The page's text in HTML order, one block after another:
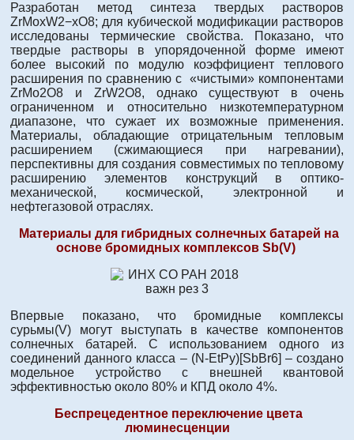
Разработан метод синтеза твердых растворов
ZrMoxW2−xO8; для кубической модификации растворов
исследованы термические свойства. Показано, что
твердые растворы в упорядоченной форме имеют
более высокий по модулю коэффициент теплового
расширения по сравнению с «чистыми» компонентами
ZrMo2O8 и ZrW2O8, однако существуют в очень
ограниченном и относительно низкотемпературном
диапазоне, что сужает их возможные применения.
Материалы, обладающие отрицательным тепловым
расширением (сжимающиеся при нагревании),
перспективны для создания совместимых по тепловому
расширению элементов конструкций в оптико-
механической, космической, электронной и
нефтегазовой отраслях.
Материалы для гибридных солнечных батарей на
основе бромидныхкомплексов Sb(V)
Впервые показано, что бромидные комплексы
сурьмы(V) могут выступать в качестве компонентов
солнечных батарей. С использованием одного из
соединений данного класса – (N-EtPy)[SbBr6] – создано
модельное устройство с внешней квантовой
эффективностью около 80% и КПД около 4%.
Беспрецедентное переключение цвета
люминесценции